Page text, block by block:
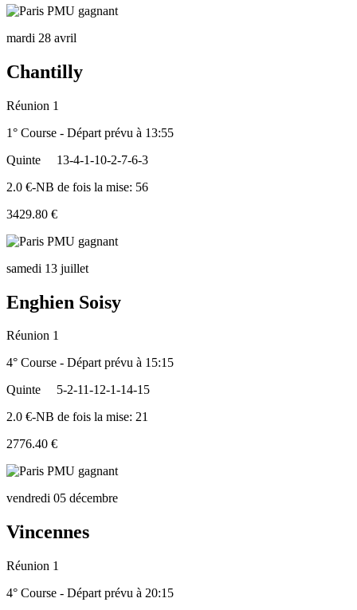
mardi 28 avril
Chantilly
Réunion 1
1° Course - Départ prévu à 13:55
Quinte
13-4-1-10-2-7-6-3
2.0 €-NB de fois la mise: 56
3429.80 €
samedi 13 juillet
Enghien Soisy
Réunion 1
4° Course - Départ prévu à 15:15
Quinte
5-2-11-12-1-14-15
2.0 €-NB de fois la mise: 21
2776.40 €
vendredi 05 décembre
Vincennes
Réunion 1
4° Course - Départ prévu à 20:15